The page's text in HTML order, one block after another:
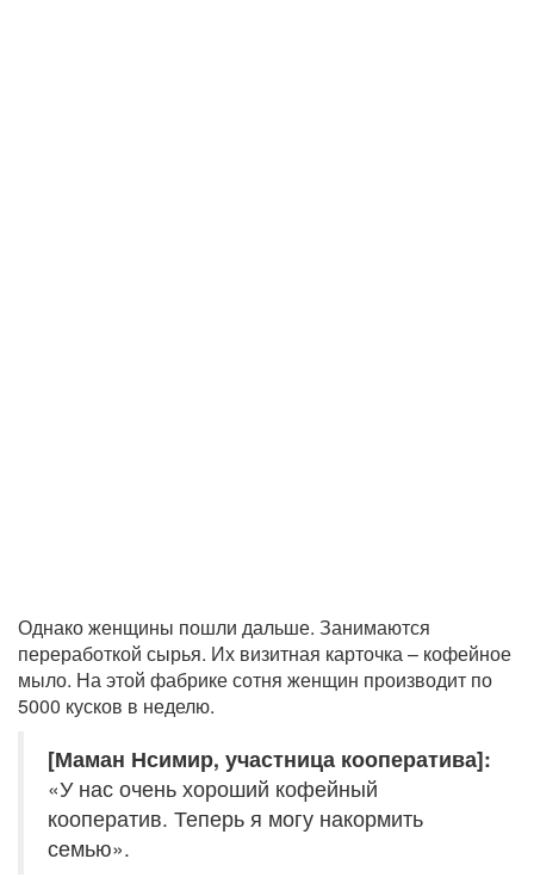
Однако женщины пошли дальше. Занимаются
переработкой сырья. Их визитная карточка – кофейное
мыло. На этой фабрике сотня женщин производит по
5000 кусков в неделю.
[Маман Нсимир, участница кооператива]:
«У нас очень хороший кофейный
кооператив. Теперь я могу накормить
семью».